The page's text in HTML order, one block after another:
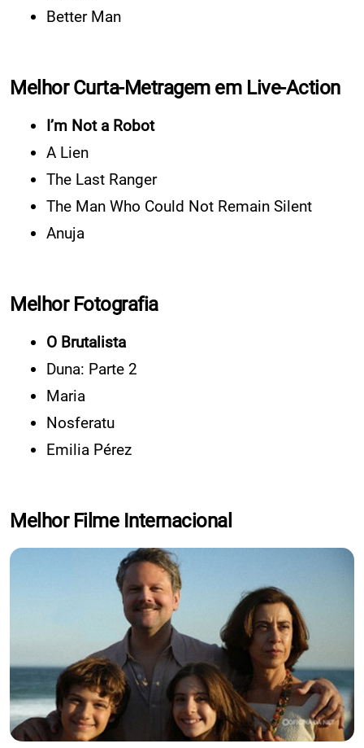
Better Man
Melhor Curta-Metragem em Live-Action
I’m Not a Robot
A Lien
The Last Ranger
The Man Who Could Not Remain Silent
Anuja
Melhor Fotografia
O Brutalista
Duna: Parte 2
Maria
Nosferatu
Emilia Pérez
Melhor Filme Internacional